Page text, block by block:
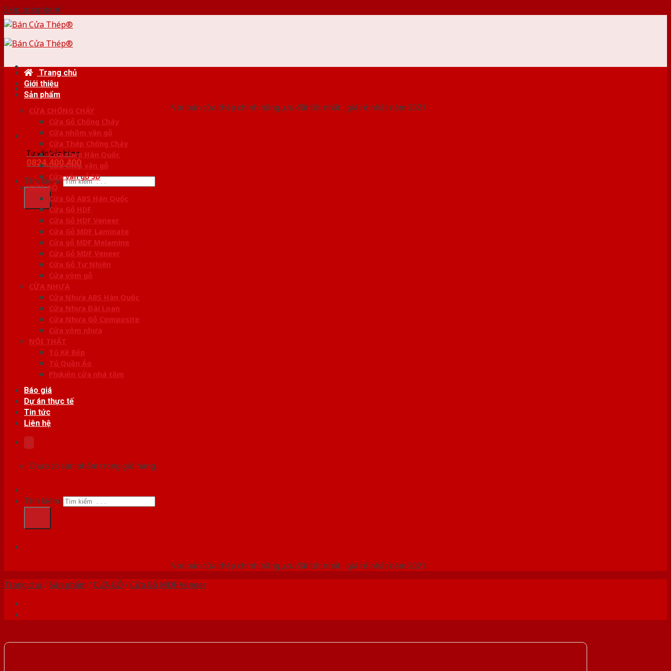
Skip to content
Nơi bán cửa thép chính hãng ,ưu đãi tốt nhất , giá rẻ nhất năm 2021
Tư vấn bán hàng
0824.400.400
Tìm kiếm:
Trang chủ
Giới thiệu
Sản phẩm
CỬA CHỐNG CHÁY
Cửa Gỗ Chống Cháy
Cửa nhôm vân gỗ
Cửa Thép Chống Cháy
Cửa thép Hàn Quốc
Cửa thép vân gỗ
Cửa vân gỗ 5D
CỬA GỖ
Cửa Gỗ ABS Hàn Quốc
Cửa Gỗ HDF
Cửa Gỗ HDF Veneer
Cửa Gỗ MDF Laminate
Cửa gỗ MDF Melamine
Cửa Gỗ MDF Veneer
Cửa Gỗ Tự Nhiên
Cửa vòm gỗ
CỬA NHỰA
Cửa Nhựa ABS Hàn Quốc
Cửa Nhựa Đài Loan
Cửa Nhựa Gỗ Composite
Cửa vòm nhựa
NỘI THẤT
Tủ Kệ Bếp
Tủ Quần Áo
Phụ kiện cửa nhà tắm
Báo giá
Dự án thực tế
Tin tức
Liên hệ
Chưa có sản phẩm trong giỏ hàng.
Tìm kiếm:
Nơi bán cửa thép chính hãng ,ưu đãi tốt nhất , giá rẻ nhất năm 2021
Trang chủ /Sản phẩm /CỬA GỖ /Cửa Gỗ MDF Veneer